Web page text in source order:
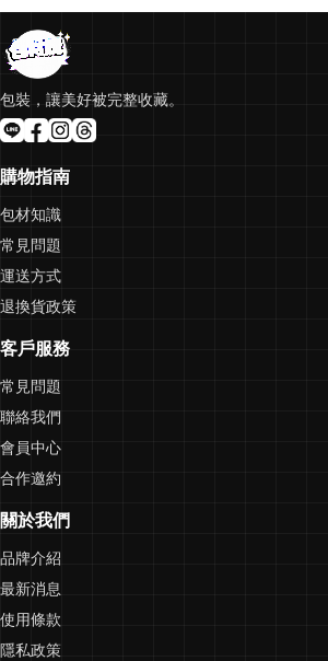
包裝，讓美好被完整收藏。
購物指南
包材知識
常見問題
運送方式
退換貨政策
客戶服務
常見問題
聯絡我們
會員中心
合作邀約
關於我們
品牌介紹
最新消息
使用條款
隱私政策